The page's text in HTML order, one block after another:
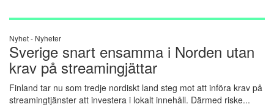
Nyhet - Nyheter
Sverige snart ensamma i Norden utan
krav på streamingjättar
Finland tar nu som tredje nordiskt land steg mot att införa krav på
streamingtjänster att investera i lokalt innehåll. Därmed riske...